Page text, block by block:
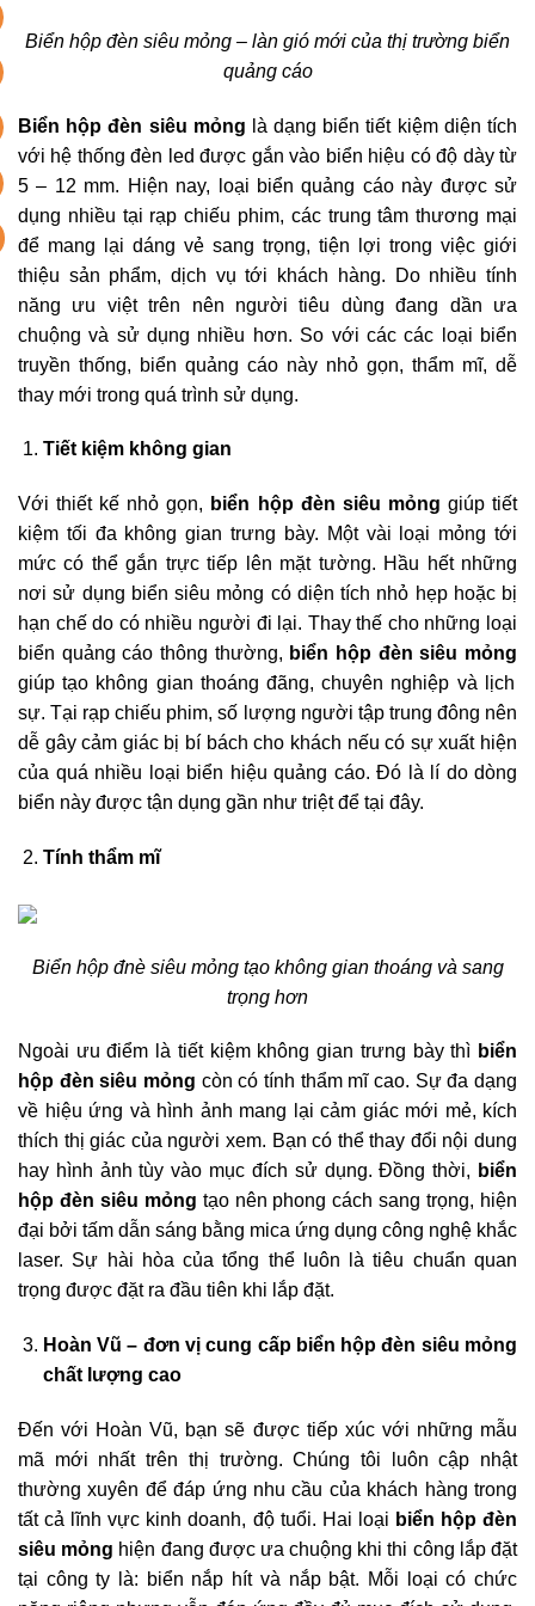
Biển hộp đèn siêu mỏng – làn gió mới của thị trường biển
quảng cáo
Biển hộp đèn siêu mỏng là dạng biển tiết kiệm diện tích
với hệ thống đèn led được gắn vào biển hiệu có độ dày từ
5 – 12 mm. Hiện nay, loại biển quảng cáo này được sử
dụng nhiều tại rạp chiếu phim, các trung tâm thương mại
để mang lại dáng vẻ sang trọng, tiện lợi trong việc giới
thiệu sản phẩm, dịch vụ tới khách hàng. Do nhiều tính
năng ưu việt trên nên người tiêu dùng đang dần ưa
chuộng và sử dụng nhiều hơn. So với các các loại biển
truyền thống, biển quảng cáo này nhỏ gọn, thẩm mĩ, dễ
thay mới trong quá trình sử dụng.
Tiết kiệm không gian
Với thiết kế nhỏ gọn, biển hộp đèn siêu mỏng giúp tiết
kiệm tối đa không gian trưng bày. Một vài loại mỏng tới
mức có thể gắn trực tiếp lên mặt tường. Hầu hết những
nơi sử dụng biển siêu mỏng có diện tích nhỏ hẹp hoặc bị
hạn chế do có nhiều người đi lại. Thay thế cho những loại
biển quảng cáo thông thường, biển hộp đèn siêu mỏng
giúp tạo không gian thoáng đãng, chuyên nghiệp và lịch
sự. Tại rạp chiếu phim, số lượng người tập trung đông nên
dễ gây cảm giác bị bí bách cho khách nếu có sự xuất hiện
của quá nhiều loại biển hiệu quảng cáo. Đó là lí do dòng
biển này được tận dụng gần như triệt để tại đây.
Tính thẩm mĩ
Biển hộp đnè siêu mỏng tạo không gian thoáng và sang
trọng hơn
Ngoài ưu điểm là tiết kiệm không gian trưng bày thì biển
hộp đèn siêu mỏng còn có tính thẩm mĩ cao. Sự đa dạng
về hiệu ứng và hình ảnh mang lại cảm giác mới mẻ, kích
thích thị giác của người xem. Bạn có thể thay đổi nội dung
hay hình ảnh tùy vào mục đích sử dụng. Đồng thời, biển
hộp đèn siêu mỏng tạo nên phong cách sang trọng, hiện
đại bởi tấm dẫn sáng bằng mica ứng dụng công nghệ khắc
laser. Sự hài hòa của tổng thể luôn là tiêu chuẩn quan
trọng được đặt ra đầu tiên khi lắp đặt.
Hoàn Vũ – đơn vị cung cấp biển hộp đèn siêu mỏng
chất lượng cao
Đến với Hoàn Vũ, bạn sẽ được tiếp xúc với những mẫu
mã mới nhất trên thị trường. Chúng tôi luôn cập nhật
thường xuyên để đáp ứng nhu cầu của khách hàng trong
tất cả lĩnh vực kinh doanh, độ tuổi. Hai loại biển hộp đèn
siêu mỏng hiện đang được ưa chuộng khi thi công lắp đặt
tại công ty là: biển nắp hít và nắp bật. Mỗi loại có chức